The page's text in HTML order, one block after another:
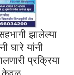
झालेल्या
घारे यांनी
प्रक्रिया